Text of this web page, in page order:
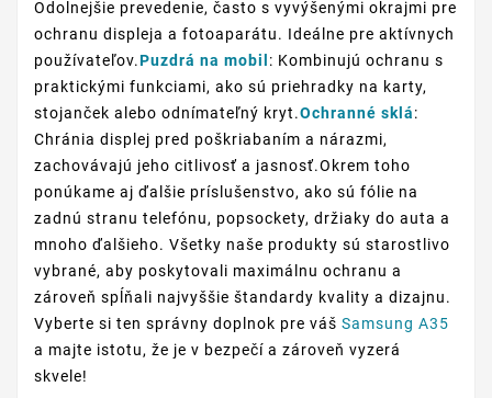
Odolnejšie prevedenie, často s vyvýšenými okrajmi pre
ochranu displeja a fotoaparátu. Ideálne pre aktívnych
používateľov.Puzdrá na mobil : Kombinujú ochranu s
praktickými funkciami, ako sú priehradky na karty,
stojanček alebo odnímateľný kryt.Ochranné sklá:
Chránia displej pred poškriabaním a nárazmi,
zachovávajú jeho citlivosť a jasnosť.Okrem toho
ponúkame aj ďalšie príslušenstvo, ako sú fólie na
zadnú stranu telefónu, popsockety, držiaky do auta a
mnoho ďalšieho. Všetky naše produkty sú starostlivo
vybrané, aby poskytovali maximálnu ochranu a
zároveň spĺňali najvyššie štandardy kvality a dizajnu.
Vyberte si ten správny doplnok pre váš Samsung A35
a majte istotu, že je v bezpečí a zároveň vyzerá
skvele!